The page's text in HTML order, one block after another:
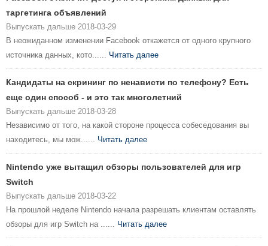
таргетинга объявлений
Выпускать дальше 2018-03-29
В неожиданном изменении Facebook откажется от одного крупного
источника данных, кото...... Читать далее
Кандидаты на скрининг по ненависти по телефону? Есть
еще один способ - и это так многолетний
Выпускать дальше 2018-03-28
Независимо от того, на какой стороне процесса собеседования вы
находитесь, мы мож...... Читать далее
Nintendo уже вытащил обзоры пользователей для игр
Switch
Выпускать дальше 2018-03-22
На прошлой неделе Nintendo начала разрешать клиентам оставлять
обзоры для игр Switch на ...... Читать далее